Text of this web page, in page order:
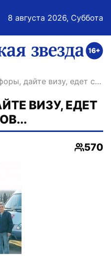
8 августа 2026, Суббота
на главную
дайте визу, едет скорая на вызов...
ВИЗУ, ЕДЕТ
570